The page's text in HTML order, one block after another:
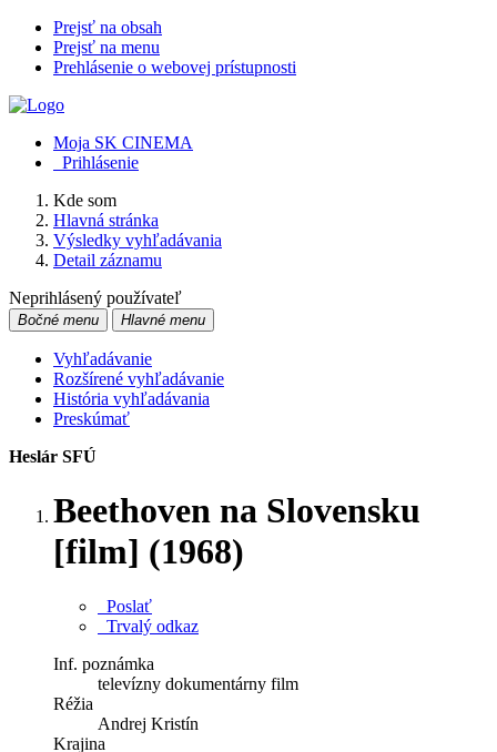
Prejsť na obsah
Prejsť na menu
Prehlásenie o webovej prístupnosti
Moja SK CINEMA
Prihlásenie
Kde som
Hlavná stránka
Výsledky vyhľadávania
Detail záznamu
Neprihlásený používateľ
Bočné menu Hlavné menu
Vyhľadávanie
Rozšírené vyhľadávanie
História vyhľadávania
Preskúmať
Heslár SFÚ
Beethoven na Slovensku
[film] (1968)
Poslať
Trvalý odkaz
Inf. poznámka
televízny dokumentárny film
Réžia
Andrej Kristín
Krajina